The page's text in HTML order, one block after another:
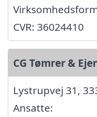
CVR: 36024410
CG Tømrer &
Lystrupvej 31,
Ansatte: